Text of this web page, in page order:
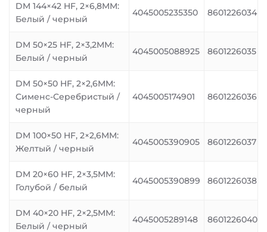
DM 144×42 HF, 2×6,8MM:
Белый / черный
4045005235350 8601226034
DM 50×25 HF, 2×3,2MM:
Белый / черный
4045005088925 8601226035
DM 50×50 HF, 2×2,6MM:
Сименс-Серебристый /
черный
4045005174901 8601226036
DM 100×50 HF, 2×2,6MM:
Желтый / черный
4045005390905 8601226037
DM 20×60 HF, 2×3,5MM:
Голубой / белый
4045005390899 8601226038
DM 40×20 HF, 2×2,5MM:
Белый / черный
4045005289148 8601226040